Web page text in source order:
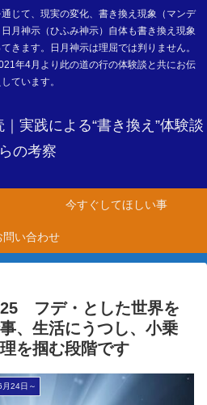
じて、現実の変化、書き換え現象（マンデ
月神示（ひふみ神示）自体も書き換え現象
きます。日月神示は理屈では判りません。
年4月より此の道の行の体験談と共にお伝
しています。
実践による“書き換え”体験談
の考察
今すぐしてほしい事
問い合わせ
フデ・とした世界を
、生活にうつし、小乗
を掴む段階です
24日～